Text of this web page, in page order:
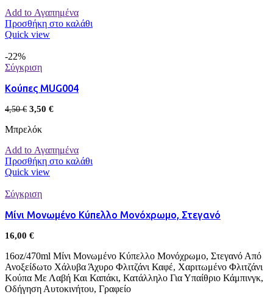
Add to Αγαπημένα
Προσθήκη στο καλάθι
Quick view
-22%
Σύγκριση
Κούπες MUG004
4,50€ 3,50 €
Μπρελόκ
Add to Αγαπημένα
Προσθήκη στο καλάθι
Quick view
Σύγκριση
Μίνι Μονωμένο Κύπελλο Μονόχρωμο, Στεγανό
16,00 €
16oz/470ml Μίνι Μονωμένο Κύπελλο Μονόχρωμο, Στεγανό Από
Ανοξείδωτο Χάλυβα Άχυρο Φλιτζάνι Καφέ, Χαριτωμένο Φλιτζάνι
Κούπα Με Λαβή Και Καπάκι, Κατάλληλο Για Υπαίθριο Κάμπινγκ,
Οδήγηση Αυτοκινήτου, Γραφείο